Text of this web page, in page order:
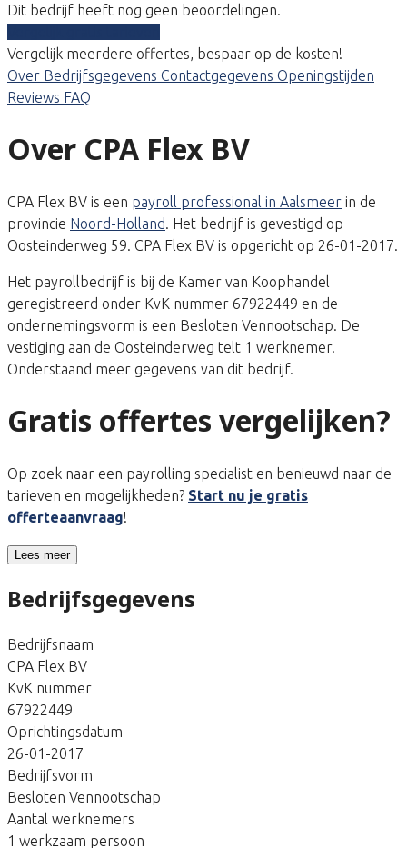
Dit bedrijf heeft nog geen beoordelingen.
Vergelijk meerdere offertes, bespaar op de kosten!
Over Bedrijfsgegevens Contactgegevens Openingstijden
Reviews FAQ
Over CPA Flex BV
CPA Flex BV is een payroll professional in Aalsmeer in de
provincie Noord-Holland. Het bedrijf is gevestigd op
Oosteinderweg 59. CPA Flex BV is opgericht op 26-01-2017.
Het payrollbedrijf is bij de Kamer van Koophandel
geregistreerd onder KvK nummer 67922449 en de
ondernemingsvorm is een Besloten Vennootschap. De
vestiging aan de Oosteinderweg telt 1 werknemer.
Onderstaand meer gegevens van dit bedrijf.
Gratis offertes vergelijken?
Op zoek naar een payrolling specialist en benieuwd naar de
tarieven en mogelijkheden? Start nu je gratis
offerteaanvraag!
Lees meer
Bedrijfsgegevens
Bedrijfsnaam
CPA Flex BV
KvK nummer
67922449
Oprichtingsdatum
26-01-2017
Bedrijfsvorm
Besloten Vennootschap
Aantal werknemers
1 werkzaam persoon